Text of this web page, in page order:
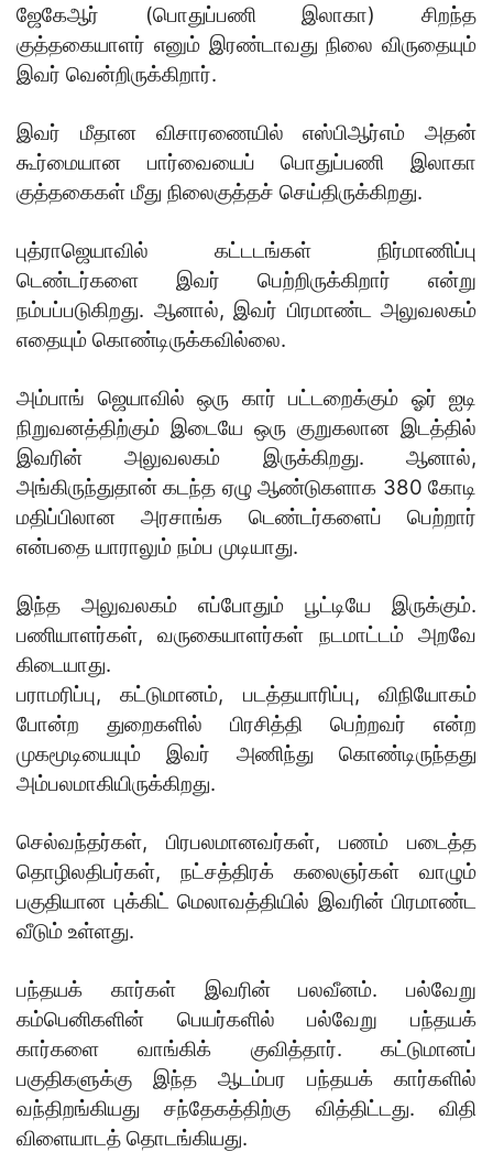
ஜேகேஆர் (பொதுப்பணி இலாகா) சிறந்த
குத்தகையாளர் எனும் இரண்டாவது நிலை விருதையும்
இவர் வென்றிருக்கிறார்.
இவர் மீதான விசாரணையில் எஸ்பிஆர்எம் அதன்
கூர்மையான பார்வையைப் பொதுப்பணி இலாகா
குத்தகைகள் மீது நிலைகுத்தச் செய்திருக்கிறது.
புத்ராஜெயாவில் கட்டடங்கள் நிர்மாணிப்பு
டெண்டர்களை இவர் பெற்றிருக்கிறார் என்று
நம்பப்படுகிறது. ஆனால், இவர் பிரமாண்ட அலுவலகம்
எதையும் கொண்டிருக்கவில்லை.
அம்பாங் ஜெயாவில் ஒரு கார் பட்டறைக்கும் ஓர் ஐடி
நிறுவனத்திற்கும் இடையே ஒரு குறுகலான இடத்தில்
இவரின் அலுவலகம் இருக்கிறது. ஆனால்,
அங்கிருந்துதான் கடந்த ஏழு ஆண்டுகளாக 380 கோடி
மதிப்பிலான அரசாங்க டெண்டர்களைப் பெற்றார்
என்பதை யாராலும் நம்ப முடியாது.
இந்த அலுவலகம் எப்போதும் பூட்டியே இருக்கும்.
பணியாளர்கள், வருகையாளர்கள் நடமாட்டம் அறவே
கிடையாது.
பராமரிப்பு, கட்டுமானம், படத்தயாரிப்பு, விநியோகம்
போன்ற துறைகளில் பிரசித்தி பெற்றவர் என்ற
முகமூடியையும் இவர் அணிந்து கொண்டிருந்தது
அம்பலமாகியிருக்கிறது.
செல்வந்தர்கள், பிரபலமானவர்கள், பணம் படைத்த
தொழிலதிபர்கள், நட்சத்திரக் கலைஞர்கள் வாழும்
பகுதியான புக்கிட் மெலாவத்தியில் இவரின் பிரமாண்ட
வீடும் உள்ளது.
பந்தயக் கார்கள் இவரின் பலவீனம். பல்வேறு
கம்பெனிகளின் பெயர்களில் பல்வேறு பந்தயக்
கார்களை வாங்கிக் குவித்தார். கட்டுமானப்
பகுதிகளுக்கு இந்த ஆடம்பர பந்தயக் கார்களில்
வந்திறங்கியது சந்தேகத்திற்கு வித்திட்டது. விதி
விளையாடத் தொடங்கியது.